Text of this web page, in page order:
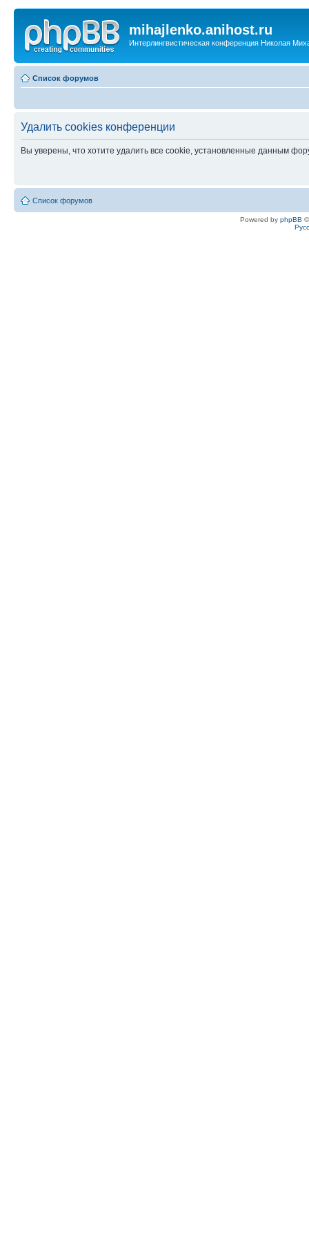
mihajlenko.anihost.ru
Интерлингвистическая конференция Николая
Список форумов
Удалить cookies конференции
Вы уверены, что хотите удалить все cookie, установленные данным
Список форумов
Powered by phpBB